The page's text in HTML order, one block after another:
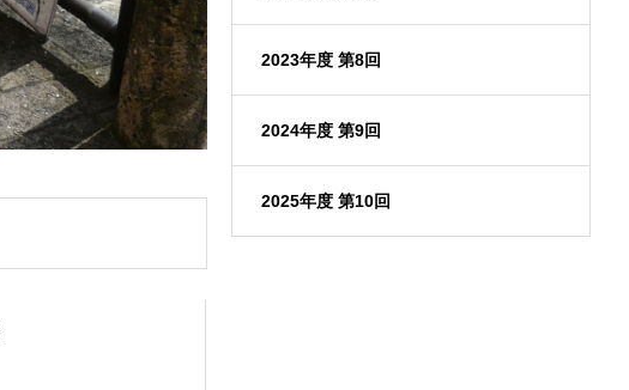
2023年度 第8回
2024年度 第9回
2025年度 第10回